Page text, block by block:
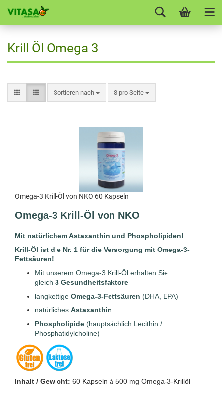
Krill Öl Omega 3
Sortieren nach 8 pro Seite
Omega-3 Krill-Öl von NKO 60 Kapseln
Omega-3 Krill-Öl von NKO
Mit natürlichem Astaxanthin und Phospholipiden!
Krill-Öl ist die Nr. 1 für die Versorgung mit Omega-3-
Fettsäuren!
Mit unserem Omega-3 Krill-Öl erhalten Sie
gleich 3 Gesundheitsfaktore
langkettige Omega-3-Fettsäuren (DHA, EPA)
natürliches Astaxanthin
Phospholipide (hauptsächlich Lecithin /
Phosphatidylcholine)
Inhalt / Gewicht: 60 Kapseln à 500 mg Omega-3-Krillöl